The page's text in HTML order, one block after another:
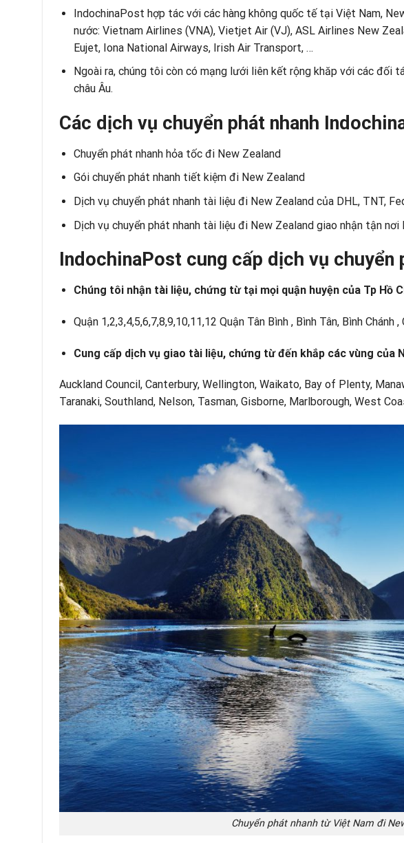
IndochinaPost hợp tác với các hàng không quốc tế tại Việt Nam,
nước: Vietnam Airlines (VNA), Vietjet Air (VJ), ASL Airlines New
Eujet, Iona National Airways, Irish Air Transport, …
Ngoài ra, chúng tôi còn có mạng lưới liên kết rộng khăp với các đối
châu Âu.
Các dịch vụ chuyển phát nhanh
Chuyển phát nhanh hỏa tốc đi New Zealand
Gói chuyển phát nhanh tiết kiệm đi New Zealand
Dịch vụ chuyển phát nhanh tài liệu đi New Zealand của DHL, TNT,
Dịch vụ chuyển phát nhanh tài liệu đi New Zealand giao nhận tận
IndochinaPost cung cấp dịch vụ chuyển
Chúng tôi nhận tài liệu, chứng từ tại mọi quận huyện của Tp Hồ
Quận 1,2,3,4,5,6,7,8,9,10,11,12 Quận Tân Bình , Bình Tân, Bình Chánh
Cung cấp dịch vụ giao tài liệu, chứng từ đến khắp các vùng của
Auckland Council, Canterbury, Wellington, Waikato, Bay of Plenty,
Taranaki, Southland, Nelson, Tasman, Gisborne, Marlborough, West
Chuyển phát nhanh từ Việt Nam đi